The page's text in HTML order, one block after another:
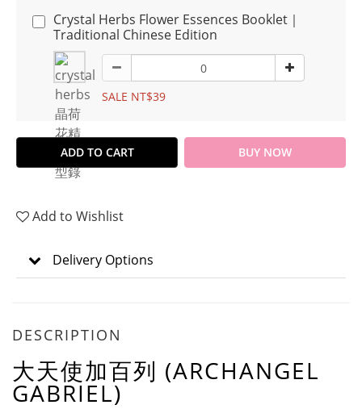
Crystal Herbs Flower Essences Booklet｜
Traditional Chinese Edition
SALE NT$39
ADD TO CART BUY NOW
Add to Wishlist
Delivery Options
DESCRIPTION
大天使加百列 (ARCHANGEL
GABRIEL)